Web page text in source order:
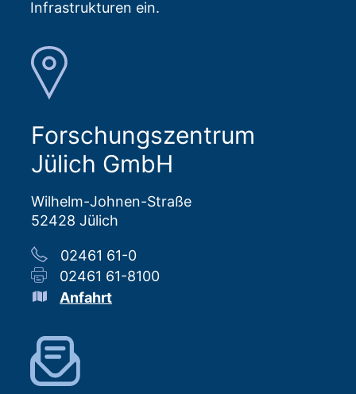
Infrastrukturen ein.
Forschungszentrum
Jülich GmbH
Wilhelm-Johnen-Straße
52428 Jülich
02461 61-0
02461 61-8100
Anfahrt